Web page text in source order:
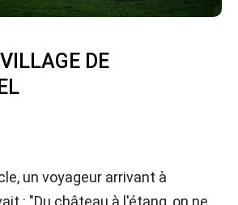
DE
un voyageur arrivant à
: "Du château à l'étang, on ne